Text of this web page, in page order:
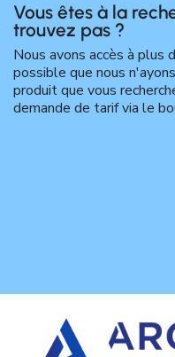
Vous êtes à la
trouvez pas ?
Nous avons accès à
possible que nous
produit que vous
demande de tarif via le